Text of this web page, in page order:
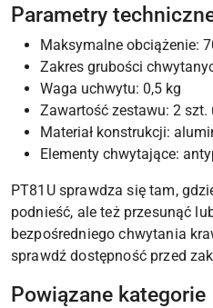
Parametry
Maksymalne obciążenie:
Zakres grubości
Waga uchwytu: 0,5 kg
Zawartość zestawu: 2 szt.
Materiał konstrukcji:
Elementy chwytające:
PT81U sprawdza się tam,
podnieść, ale też przesunąć
bezpośredniego chwytania
sprawdź dostępność przed
Powiązane kategorie